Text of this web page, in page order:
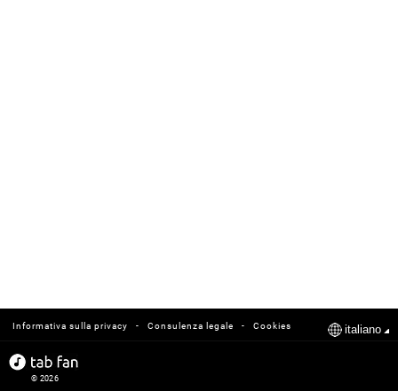
Cookies
-
Consulenza legale
-
Informativa sulla privacy italiano
© 2026